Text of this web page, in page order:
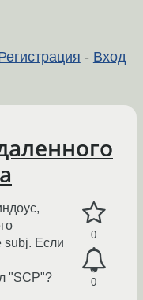
- Вход
0
0
subj. Если
"SCP"?